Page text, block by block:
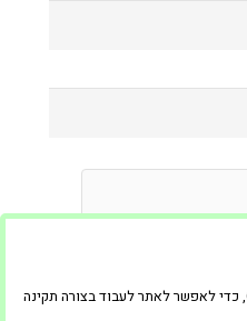
באתר זה אנו משתמשים בקבצי Cookies, כדי לאפשר לאתר לעבוד בצורה תקינה